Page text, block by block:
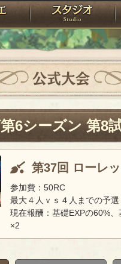
アトリエ
公式大会
6シーズン 第8
第37回 ローレ
参加費：50RC
最大４人ｖｓ４人までの予
現在報酬：基礎EXPの60%
×2